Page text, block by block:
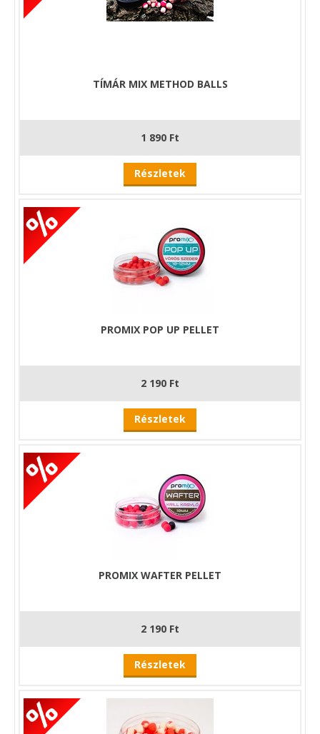
TÍMÁR MIX METHOD BALLS
1 890 Ft
Részletek
PROMIX POP UP PELLET
2 190 Ft
Részletek
PROMIX WAFTER PELLET
2 190 Ft
Részletek